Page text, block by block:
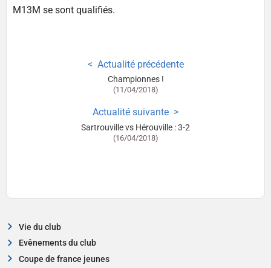
M13M se sont qualifiés.
Actualité précédente
Championnes !
(11/04/2018)
Actualité suivante
Sartrouville vs Hérouville : 3-2
(16/04/2018)
Vie du club
Evênements du club
Coupe de france jeunes